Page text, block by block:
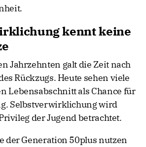
kennt keine
Jahrzehnten galt die Zeit nach
Rückzugs. Heute sehen viele
Lebensabschnitt als Chance für
Selbstverwirklichung wird
der Jugend betrachtet.
der Generation 50plus nutzen